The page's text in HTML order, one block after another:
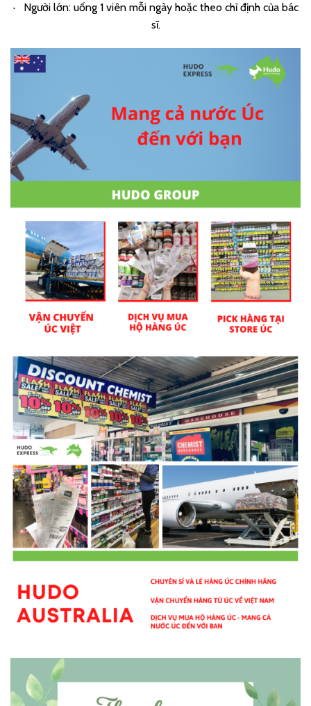
· Người lớn: uống 1 viên mỗi ngày hoặc theo chỉ định của bác
sĩ.